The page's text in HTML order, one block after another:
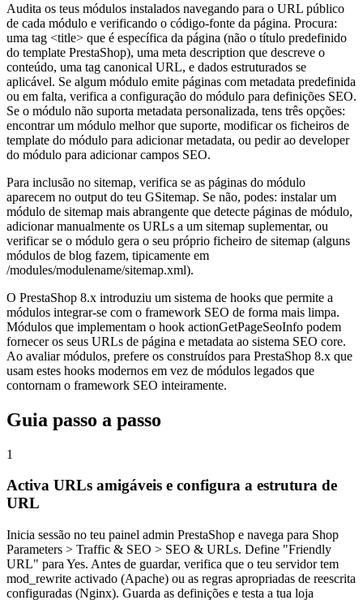
Audita os teus módulos instalados navegando para o URL público
de cada módulo e verificando o código-fonte da página. Procura:
uma tag <title> que é específica da página (não o título predefinido
do template PrestaShop), uma meta description que descreve o
conteúdo, uma tag canonical URL, e dados estruturados se
aplicável. Se algum módulo emite páginas com metadata predefinida
ou em falta, verifica a configuração do módulo para definições SEO.
Se o módulo não suporta metadata personalizada, tens três opções:
encontrar um módulo melhor que suporte, modificar os ficheiros de
template do módulo para adicionar metadata, ou pedir ao developer
do módulo para adicionar campos SEO.
Para inclusão no sitemap, verifica se as páginas do módulo
aparecem no output do teu GSitemap. Se não, podes: instalar um
módulo de sitemap mais abrangente que detecte páginas de módulo,
adicionar manualmente os URLs a um sitemap suplementar, ou
verificar se o módulo gera o seu próprio ficheiro de sitemap (alguns
módulos de blog fazem, tipicamente em
/modules/modulename/sitemap.xml).
O PrestaShop 8.x introduziu um sistema de hooks que permite a
módulos integrar-se com o framework SEO de forma mais limpa.
Módulos que implementam o hook actionGetPageSeoInfo podem
fornecer os seus URLs de página e metadata ao sistema SEO core.
Ao avaliar módulos, prefere os construídos para PrestaShop 8.x que
usam estes hooks modernos em vez de módulos legados que
contornam o framework SEO inteiramente.
Guia passo a passo
1
Activa URLs amigáveis e configura a estrutura de
URL
Inicia sessão no teu painel admin PrestaShop e navega para Shop
Parameters > Traffic & SEO > SEO & URLs. Define "Friendly
URL" para Yes. Antes de guardar, verifica que o teu servidor tem
mod_rewrite activado (Apache) ou as regras apropriadas de reescrita
configuradas (Nginx). Guarda as definições e testa a tua loja